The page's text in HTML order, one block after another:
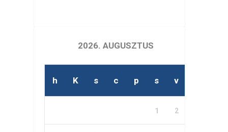
2026. AUGUSZTUS
h K s c p s v
1 2